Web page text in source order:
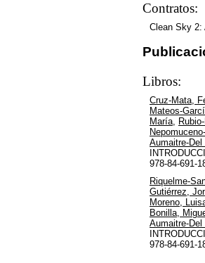
Contratos:
Clean Sky 2:
Libros:
Cruz-Mata,
Mateos-
María,
Aumaitre-Del
978-84-691-
Riquelme-
Gutiérrez,
Moreno,
Bonilla,
Aumaitre-Del
978-84-691-